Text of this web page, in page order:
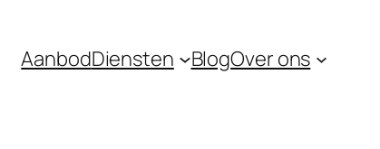
AanbodDiensten BlogOver ons